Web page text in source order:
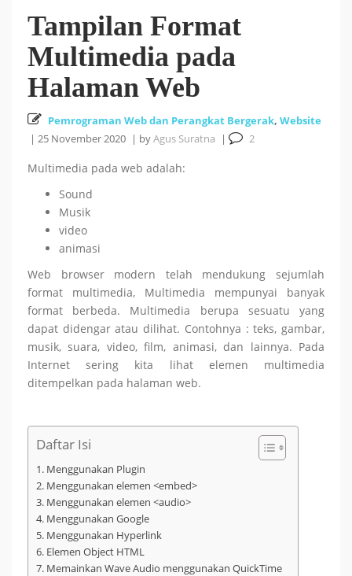
Cara Install HUSTOJ (HUST Online Judge) di Ubuntu
24.04 LTS 26 October 2025
5 October 2025
18 September 2025
Tampilan Format
Multimedia pada
Halaman Web
Pemrograman Web dan Perangkat Bergerak, Website
| 25 November 2020 | byAgus Suratna | 2
Multimedia pada web adalah:
Sound
Musik
video
animasi
Web browser modern telah mendukung sejumlah
format multimedia, Multimedia mempunyai banyak
format berbeda. Multimedia berupa sesuatu yang
dapat didengar atau dilihat. Contohnya : teks, gambar,
musik, suara, video, film, animasi, dan lainnya. Pada
Internet sering kita lihat elemen multimedia
ditempelkan pada halaman web.
Daftar Isi
Menggunakan Plugin
Menggunakan elemen <embed>
Menggunakan elemen <audio>
Menggunakan Google
Menggunakan Hyperlink
Elemen Object HTML
Memainkan Wave Audio menggunakan QuickTime